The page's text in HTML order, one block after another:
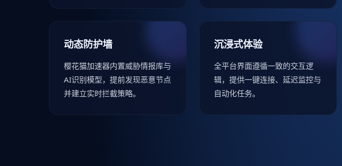
动态防护墙
樱花猫加速器内置威胁情报库与
AI识别模型，提前发现恶意节点
并建立实时拦截策略。
沉浸式体验
全平台界面遵循一致的交互逻
辑，提供一键连接、延迟监控与
自动化任务。